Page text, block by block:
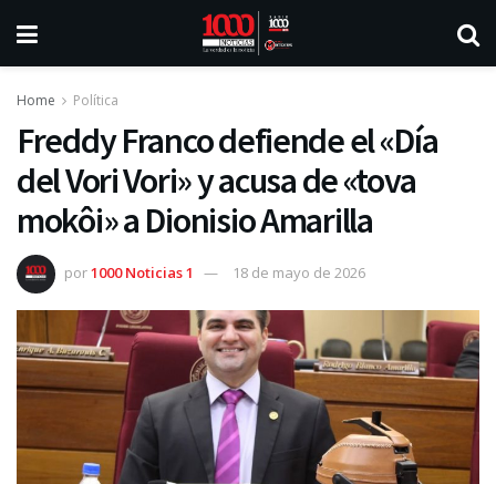
Home Política
Freddy Franco defiende el «Día
del Vori Vori» y acusa de «tova
mokôi» a Dionisio Amarilla
por1000 Noticias 1 18 de mayo de 2026